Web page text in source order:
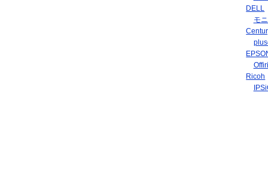
DELL
モ
Ricoh